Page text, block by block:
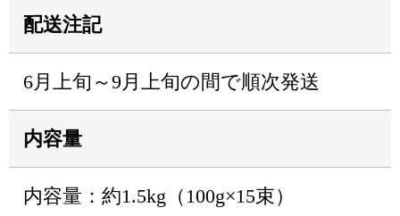
配送注記
6月上旬～9月上旬の間で順次発送
内容量
内容量：約1.5kg（100g×15束）